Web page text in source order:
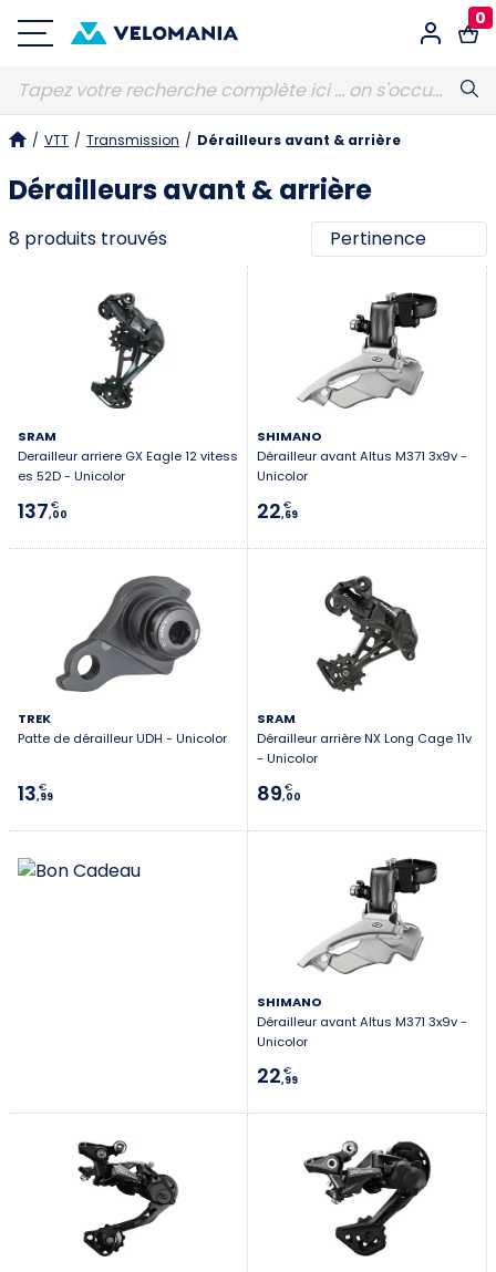
Connexion
E-MAIL
Obligatoire
Vous avez oublié votre mot de passe ?
S'identifier
Première connexion ?
Créez votre compte
0
/ VTT / Transmission / Dérailleurs avant & arrière
Dérailleurs avant & arrière
8 produits trouvés
SRAM
Derailleur arriere GX Eagle 12 vitess
es 52D - Unicolor
137,00
€
SHIMANO
Dérailleur avant Altus M371 3x9v -
Unicolor
22,69
€
TREK
Patte de dérailleur UDH - Unicolor
13,99
€
SRAM
Dérailleur arrière NX Long Cage 11v
- Unicolor
89,00
€
SHIMANO
Dérailleur avant Altus M371 3x9v -
Unicolor
22,99
€